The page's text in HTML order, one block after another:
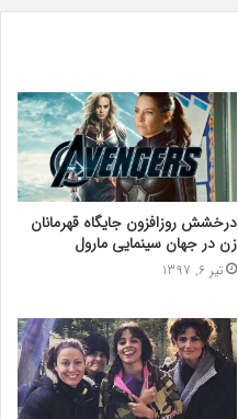
درخشش روزافزون جایگاه قهرمانان
زن در جهان سینمایی مارول
تیر 6, 1397